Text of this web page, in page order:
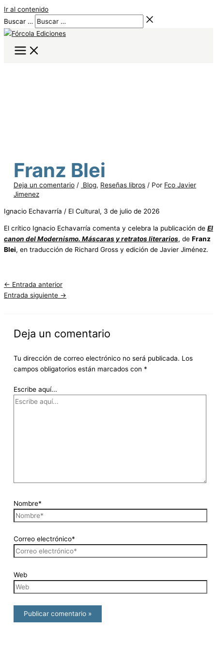
Ir al contenido
Buscar …
Franz Blei
Deja un comentario / Blog, Reseñas libros / Por Fco Javier
Jimenez
Ignacio Echavarría / El Cultural, 3 de julio de 2026
El crítico Ignacio Echavarría comenta y celebra la publicación de El
canon del Modernismo. Máscaras y retratos literarios, de Franz
Blei, en traducción de Richard Gross y edición de Javier Jiménez.
← Entrada anterior
Entrada siguiente →
Deja un comentario
Tu dirección de correo electrónico no será publicada. Los
campos obligatorios están marcados con *
Escribe aquí...
Nombre*
Correo electrónico*
Web